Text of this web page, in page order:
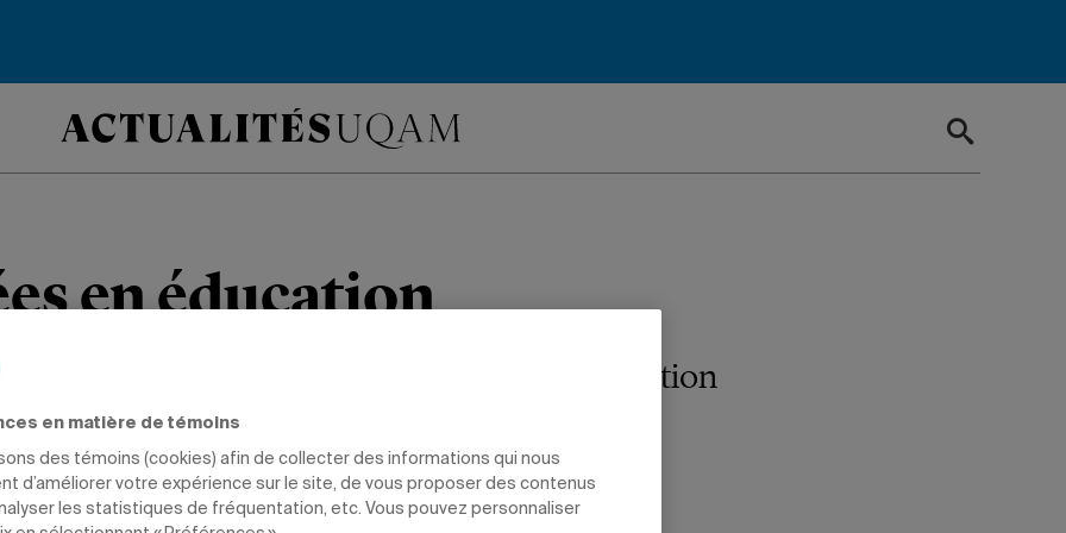
en éducation
de la Faculté des sciences de l’éducation
d’engagement pour l’année 2020.
PRIX ET DISTINCTIONS ÉDUCATION DIPLÔMÉS
en matière de témoins
des témoins (cookies) afin de collecter des informations qui nous
d’améliorer votre expérience sur le site, de vous proposer des contenus
les statistiques de fréquentation, etc. Vous pouvez personnaliser